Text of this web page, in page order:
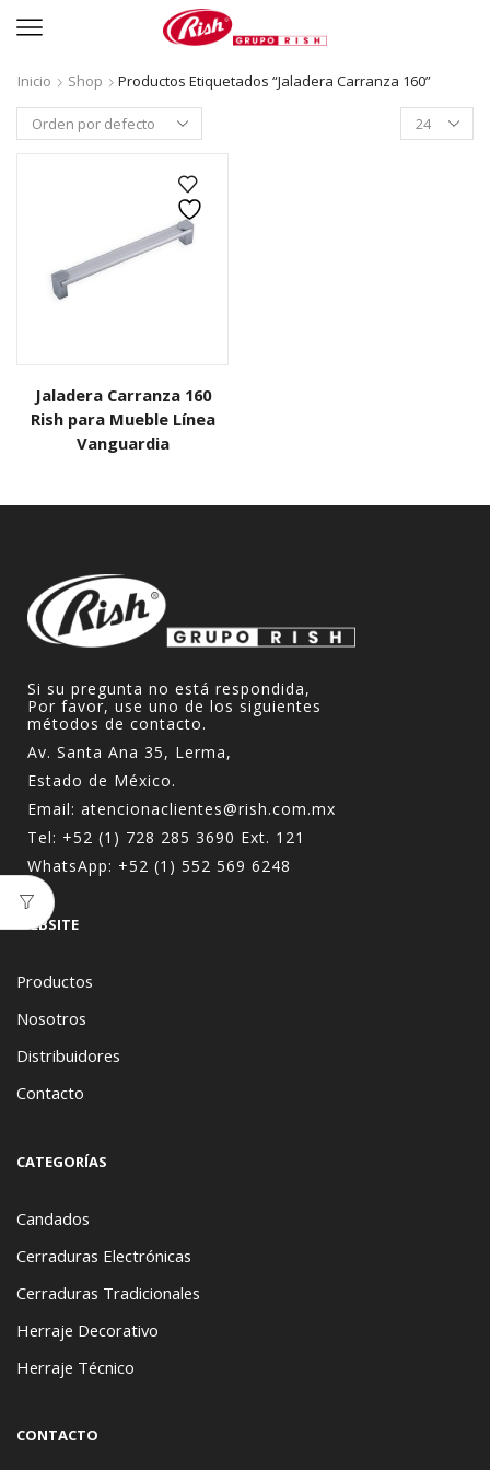
Inicio Shop
Productos Etiquetados “Jaladera Carranza 160”
Productos
per
Jaladera Carranza 160
Rish para Mueble Línea
Vanguardia
Si su pregunta no está respondida,
Por favor, use uno de los siguientes
métodos de contacto.
Av. Santa Ana 35, Lerma,
Estado de México.
Email: atencionaclientes@rish.com.mx
Tel: +52 (1) 728 285 3690 Ext. 121
WhatsApp: +52 (1) 552 569 6248
WEBSITE
Productos
Nosotros
Distribuidores
Contacto
CATEGORÍAS
Candados
Cerraduras Electrónicas
Cerraduras Tradicionales
Herraje Decorativo
Herraje Técnico
CONTACTO